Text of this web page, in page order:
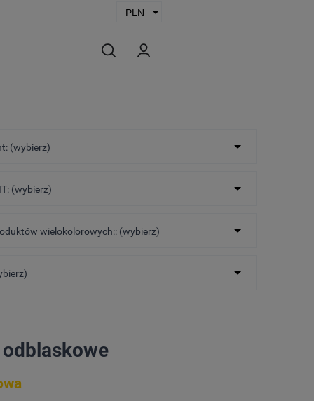
(wybierz)
(wybierz)
wielokolorowych:: (wybierz)